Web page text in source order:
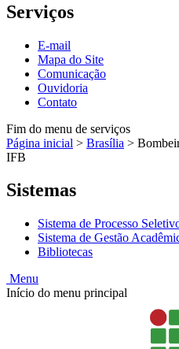
Serviços
E-mail
Mapa do Site
Comunicação
Ouvidoria
Contato
Fim do menu de serviços
Página inicial > Brasília >
IFB
Sistemas
Sistema de Processo
Sistema de Gestão
Bibliotecas
Menu
Início do menu principal